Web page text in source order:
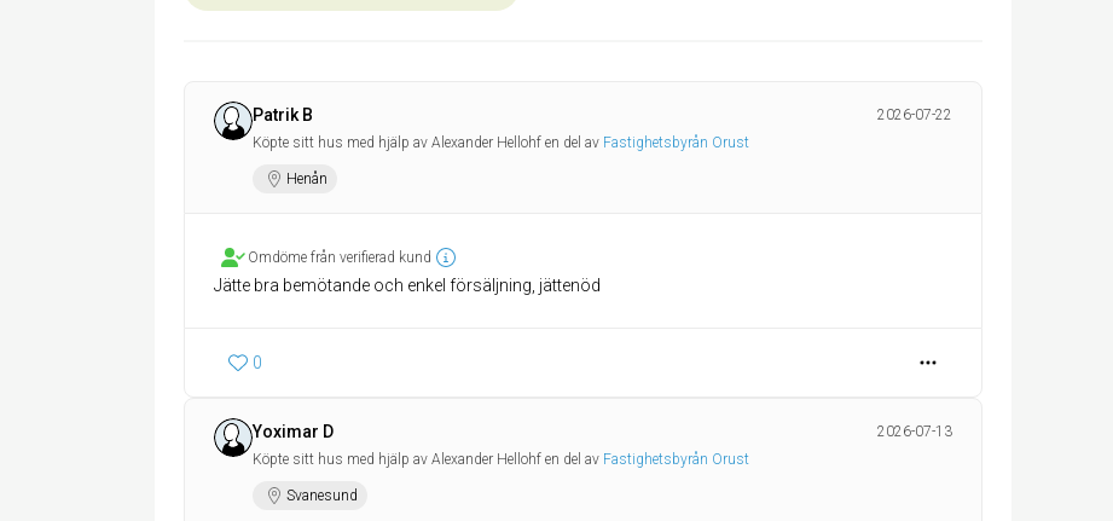
Patrik B
2026-07-22
Köpte sitt hus med hjälp av Alexander Hellohf en del av Fastighetsbyrån Orust
Henån
Omdöme från verifierad kund
Jätte bra bemötande och enkel försäljning, jättenöd
0
Yoximar D
2026-07-13
Köpte sitt hus med hjälp av Alexander Hellohf en del av Fastighetsbyrån Orust
Svanesund